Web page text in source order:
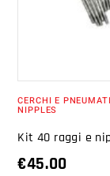
CERCHI E
NIPPLES
Kit 40 raggi e
€45.00